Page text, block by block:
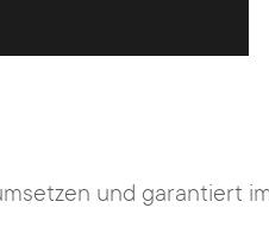
und garantiert